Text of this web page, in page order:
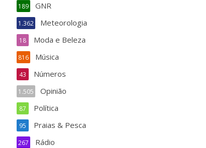
GNR
189
Meteorologia
1.362
Moda e Beleza
18
Música
816
Números
43
Opinião
1.505
Política
87
Praias & Pesca
95
Rádio
267